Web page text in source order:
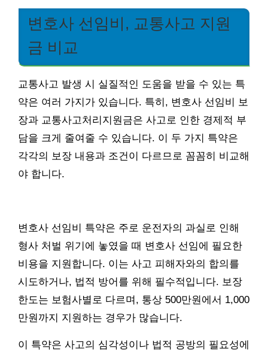
변호사 선임비, 교통사고 지원
금 비교
교통사고 발생 시 실질적인 도움을 받을 수 있는 특
약은 여러 가지가 있습니다. 특히, 변호사 선임비 보
장과 교통사고처리지원금은 사고로 인한 경제적 부
담을 크게 줄여줄 수 있습니다. 이 두 가지 특약은
각각의 보장 내용과 조건이 다르므로 꼼꼼히 비교해
야 합니다.
변호사 선임비 특약은 주로 운전자의 과실로 인해
형사 처벌 위기에 놓였을 때 변호사 선임에 필요한
비용을 지원합니다. 이는 사고 피해자와의 합의를
시도하거나, 법적 방어를 위해 필수적입니다. 보장
한도는 보험사별로 다르며, 통상 500만원에서 1,000
만원까지 지원하는 경우가 많습니다.
이 특약은 사고의 심각성이나 법적 공방의 필요성에